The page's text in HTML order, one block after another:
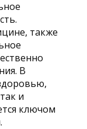
также
В
и
ключом